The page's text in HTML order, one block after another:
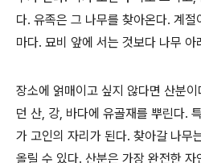
다. 유족은 그 나무를 찾아온다. 계
마다. 묘비 앞에 서는 것보다 나무
장소에 얽매이고 싶지 않다면 산분
던 산, 강, 바다에 유골재를 뿌린다.
가 고인의 자리가 된다. 찾아갈 나무
올릴 수 있다. 산분은 가장 완전한 자